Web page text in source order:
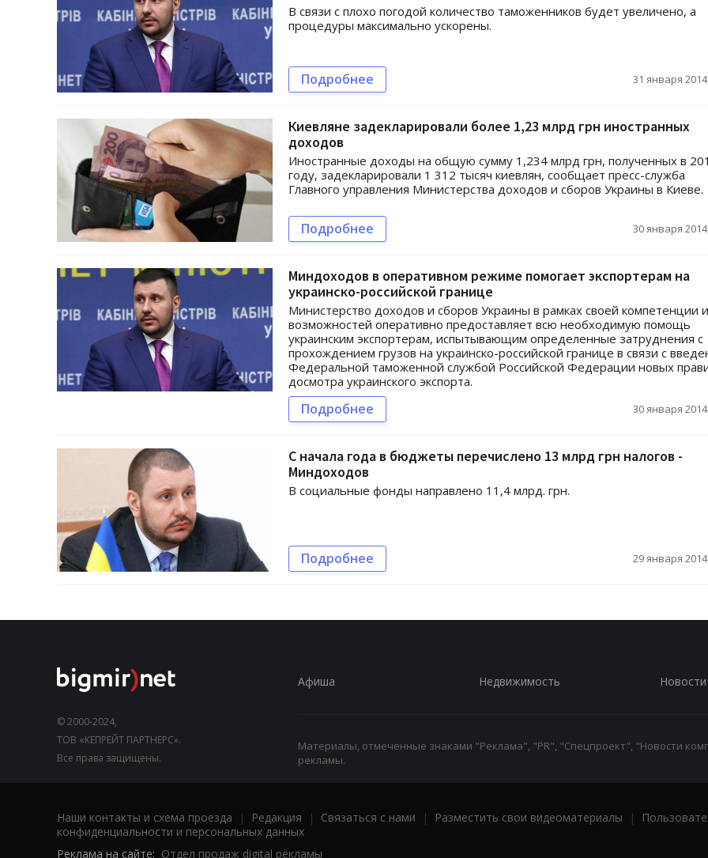
В связи с плохо погодой количество таможенников будет увеличено, а
процедуры максимально ускорены.
Подробнее 31 января
Киевляне задекларировали более 1,23 млрд грн иностранных
доходов
Иностранные доходы на общую сумму 1,234 млрд грн, полученных в
году, задекларировали 1 312 тысяч киевлян, сообщает пресс-служба
Главного управления Министерства доходов и сборов Украины в Киеве.
Подробнее 30 января
Миндоходов в оперативном режиме помогает экспортерам на
украинско-российской границе
Министерство доходов и сборов Украины в рамках своей компетенции и
возможностей оперативно предоставляет всю необходимую помощь
украинским экспортерам, испытывающим определенные затруднения с
прохождением грузов на украинско-российской границе в связи с
Федеральной таможенной службой Российской Федерации новых
досмотра украинского экспорта.
Подробнее 30 января
С начала года в бюджеты перечислено 13 млрд грн налогов -
Миндоходов
В социальные фонды направлено 11,4 млрд. грн.
Подробнее 29 января
© 2000-2024,
ТОВ «КЕПРЕЙТ ПАРТНЕРС».
Все права защищены.
Афиша Недвижимость Новости
Материалы, отмеченные знаками "Реклама", "PR", "Спецпроект", "Новости
рекламы.
Наши контакты и схема проезда | Редакция | Связаться с нами | Разместить свои видеоматериалы |
конфиденциальности и персональных данных
Реклама на сайте: Отдел продаж digital рекламы